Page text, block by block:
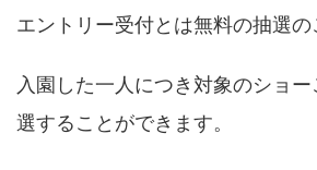
エントリー受付とは無料の抽選の
入園した一人につき対象のショ
選することができます。